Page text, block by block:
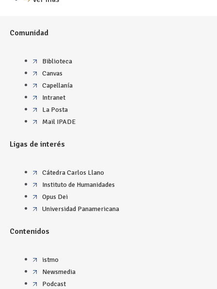
Comunidad
Biblioteca
Canvas
Capellanía
Intranet
La Posta
Mail IPADE
Ligas de interés
Cátedra Carlos Llano
Instituto de Humanidades
Opus Dei
Universidad Panamericana
Contenidos
istmo
Newsmedia
Podcast